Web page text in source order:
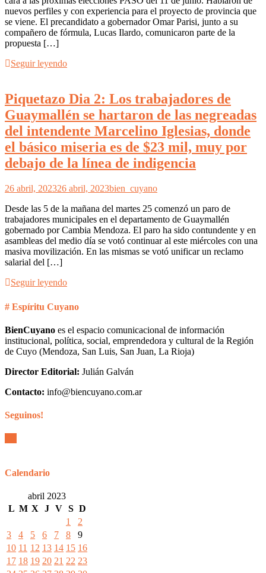
nuevos perfiles y con experiencia para el proyecto de provincia que
se viene. El precandidato a gobernador Omar Parisi, junto a su
compañero de fórmula, Lucas Ilardo, comunicaron parte de la
propuesta […]
Seguir leyendo
Piquetazo Dia 2: Los trabajadores de
Guaymallén se hartaron de las negreadas
del intendente Marcelino Iglesias, donde
el básico miseria es de $23 mil, muy por
debajo de la línea de indigencia
26 abril, 202326 abril, 2023bien_cuyano
Desde las 5 de la mañana del martes 25 comenzó un paro de
trabajadores municipales en el departamento de Guaymallén
gobernado por Cambia Mendoza. El paro ha sido contundente y en
asambleas del medio día se votó continuar al este miércoles con una
masiva movilización. En las mismas se votó unificar un reclamo
salarial del […]
Seguir leyendo
# Espíritu Cuyano
BienCuyano es el espacio comunicacional de información
institucional, política, social, emprendedora y cultural de la Región
de Cuyo (Mendoza, San Luis, San Juan, La Rioja)
Director Editorial: Julián Galván
Contacto: info@biencuyano.com.ar
Seguinos!
Calendario
abril 2023
L M X J V S D
1
2
3
4 5 6 7 8
9
10 11 12 13 14 15 16
17 18 19 20 21 22 23